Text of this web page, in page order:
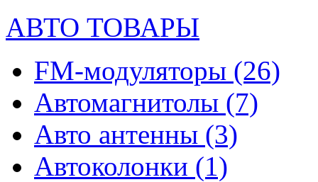
АВТО ТОВАРЫ
FM-модуляторы (26)
Автомагнитолы (7)
Авто антенны (3)
Автоколонки (1)